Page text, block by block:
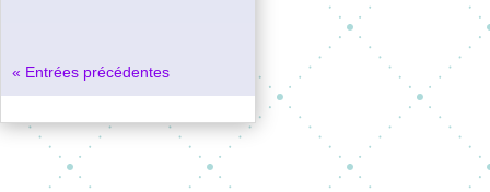
« Entrées précédentes